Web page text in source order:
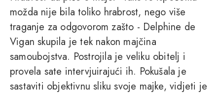
možda nije bila toliko hrabrost, nego više
traganje za odgovorom zašto - Delphine de
Vigan skupila je tek nakon majčina
samoubojstva. Postrojila je veliku obitelj i
provela sate intervjuirajući ih. Pokušala je
sastaviti objektivnu sliku svoje majke, vidjeti je